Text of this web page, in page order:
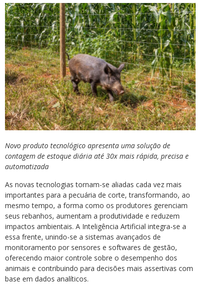
Novo produto tecnológico apresenta uma solução de
contagem de estoque diária até 30x mais rápida, precisa e
automatizada
As novas tecnologias tornam-se aliadas cada vez mais
importantes para a pecuária de corte, transformando, ao
mesmo tempo, a forma como os produtores gerenciam
seus rebanhos, aumentam a produtividade e reduzem
impactos ambientais. A Inteligência Artificial integra-se a
essa frente, unindo-se a sistemas avançados de
monitoramento por sensores e softwares de gestão,
oferecendo maior controle sobre o desempenho dos
animais e contribuindo para decisões mais assertivas com
base em dados analíticos.